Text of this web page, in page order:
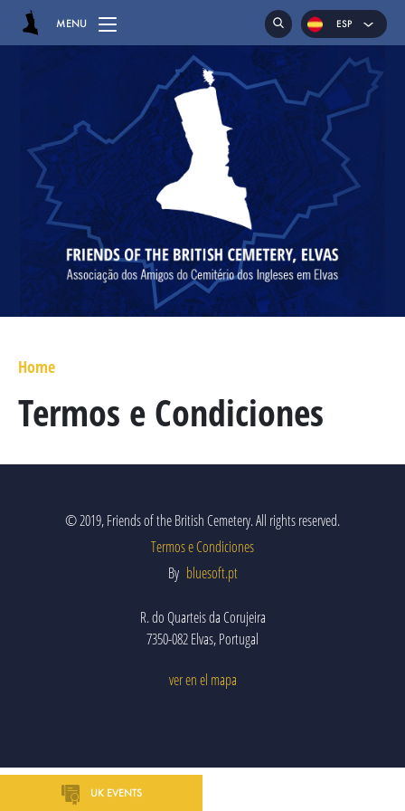
UK EVENTS
MENU
HOME
EL CEMENTERIO
LAS SEPULTURAS
CAPILLA
RECLINATORIOS
MAYOR GENERAL DANIEL HOGHTON
MARECHAL GENERAL VISCOUNT BERESFORD
PENINSULAR TIMELINE
LA ALBUERA
REGIMIENTOS
ESP
ENG
POR
Home
Termos e Condiciones
© 2019, Friends of the British Cemetery. All rights reserved.
Termos e Condiciones
By bluesoft.pt
R. do Quarteis da Corujeira
7350-082 Elvas, Portugal
ver en el mapa